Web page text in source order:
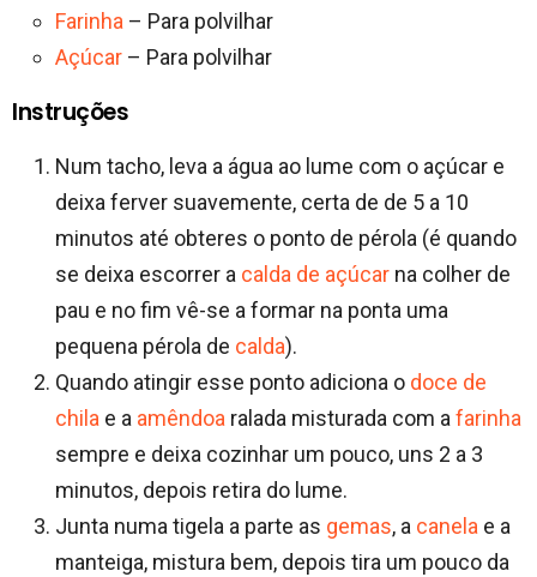
Farinha – Para polvilhar
Açúcar – Para polvilhar
Instruções
Num tacho, leva a água ao lume com o açúcar e
deixa ferver suavemente, certa de de 5 a 10
minutos até obteres o ponto de pérola (é quando
se deixa escorrer a calda de açúcar na colher de
pau e no fim vê-se a formar na ponta uma
pequena pérola de calda).
Quando atingir esse ponto adiciona o doce de
chila e a amêndoa ralada misturada com a farinha
sempre e deixa cozinhar um pouco, uns 2 a 3
minutos, depois retira do lume.
Junta numa tigela a parte as gemas, a canela e a
manteiga, mistura bem, depois tira um pouco da